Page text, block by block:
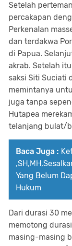
Setelah
percakapan
Perkenalan
dan terdakwa
di Papua.
akrab. Setelah
saksi Siti Suciati
memintanya
juga tanpa
Hutapea
telanjang bulat/
Baca Juga :
Yang Belum
Hukum
Dari durasi 30
memotong
masing-masing